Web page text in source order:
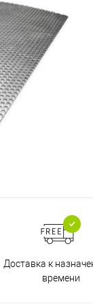
Доставка к
времени